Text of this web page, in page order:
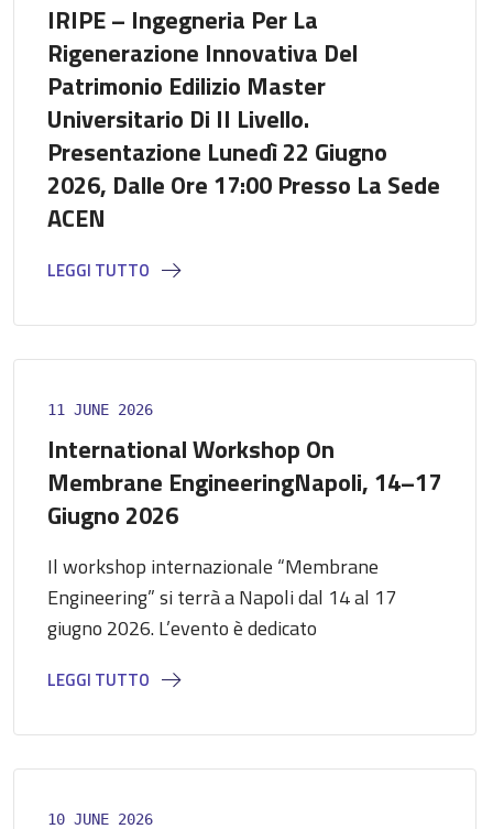
IRIPE – Ingegneria Per La
Rigenerazione Innovativa Del
Patrimonio Edilizio Master
Universitario Di II Livello.
Presentazione Lunedì 22 Giugno
2026, Dalle Ore 17:00 Presso La Sede
ACEN
LEGGI TUTTO
11 JUNE 2026
International Workshop On
Membrane EngineeringNapoli, 14–17
Giugno 2026
Il workshop internazionale “Membrane
Engineering” si terrà a Napoli dal 14 al 17
giugno 2026. L’evento è dedicato
LEGGI TUTTO
10 JUNE 2026